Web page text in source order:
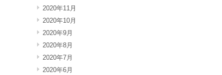
2020年11月
2020年10月
2020年9月
2020年8月
2020年7月
2020年6月